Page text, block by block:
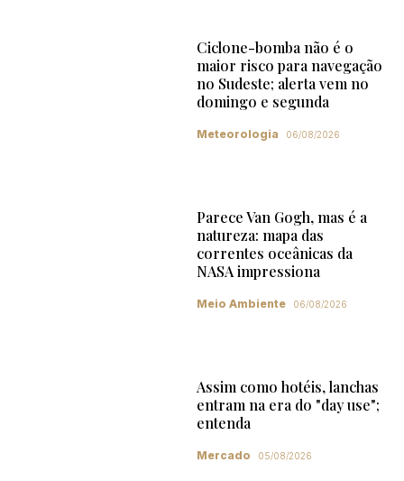
Ciclone-bomba não é o
maior risco para navegação
no Sudeste; alerta vem no
domingo e segunda
Meteorologia 06/08/2026
Parece Van Gogh, mas é a
natureza: mapa das
correntes oceânicas da
NASA impressiona
Meio Ambiente 06/08/2026
Assim como hotéis, lanchas
entram na era do "day use";
entenda
Mercado 05/08/2026